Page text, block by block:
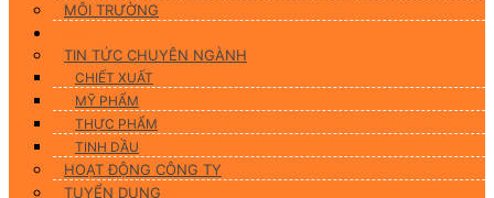
MÔI TRƯỜNG
TIN TỨC CHUYÊN NGÀNH
CHIẾT XUẤT
MỸ PHẨM
THỰC PHẨM
TINH DẦU
HOẠT ĐỘNG CÔNG TY
TUYỂN DỤNG